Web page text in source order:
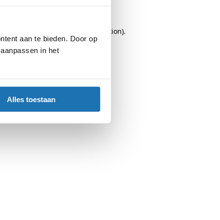
aan te bieden. Door op
in het
Alles toestaan
for more information).